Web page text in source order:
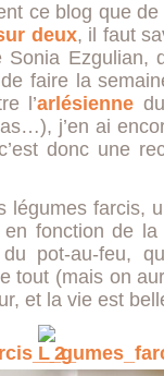
ce blog que
deux, il faut
Sonia Ezgulian,
faire la
l’arlésienne
j’en ai
donc une
légumes farcis,
fonction de
pot-au-feu,
tout (mais on
et la vie est